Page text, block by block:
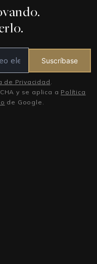
Suscríbase
de Privacidad .
y se aplica a Política
de Google.